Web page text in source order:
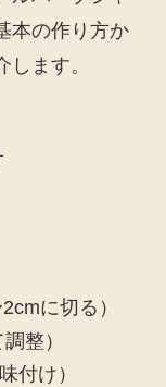
本の作り方か
ます。
に切る）
整）
付け）